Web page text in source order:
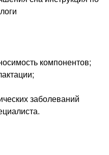
компонентов;
заболеваний